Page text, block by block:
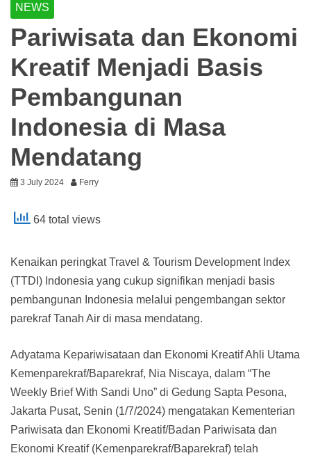
NEWS
Pariwisata dan Ekonomi
Kreatif Menjadi Basis
Pembangunan
Indonesia di Masa
Mendatang
3 July 2024 Ferry
64 total views
Kenaikan peringkat Travel & Tourism Development Index
(TTDI) Indonesia yang cukup signifikan menjadi basis
pembangunan Indonesia melalui pengembangan sektor
parekraf Tanah Air di masa mendatang.
Adyatama Kepariwisataan dan Ekonomi Kreatif Ahli Utama
Kemenparekraf/Baparekraf, Nia Niscaya, dalam “The
Weekly Brief With Sandi Uno” di Gedung Sapta Pesona,
Jakarta Pusat, Senin (1/7/2024) mengatakan Kementerian
Pariwisata dan Ekonomi Kreatif/Badan Pariwisata dan
Ekonomi Kreatif (Kemenparekraf/Baparekraf) telah